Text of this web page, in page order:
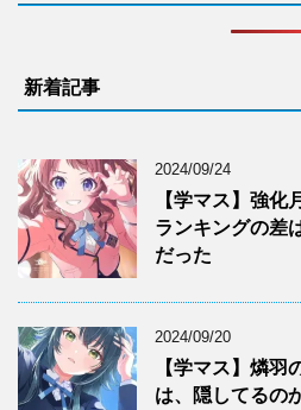
新着記事
2024/09/24
【学マス】強化
ランキングの差
だった
2024/09/20
【学マス】燐羽
は、隠してるの